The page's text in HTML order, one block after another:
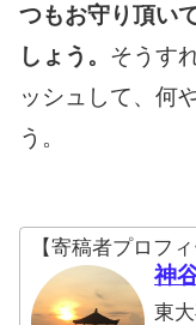
つもお守り頂い
しょう。 そうす
ッシュして、何
う。
【寄稿者プロフィ
神
東